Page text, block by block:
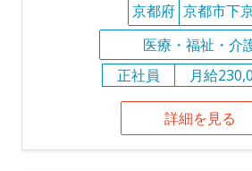
京都府 京都市下
医療・福祉・介
正社員
月給
詳細を見る